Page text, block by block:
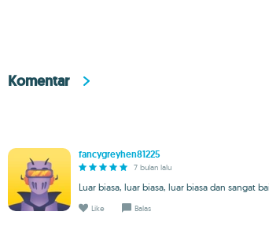
Komentar
fancygreyhen81225
7 bulan lalu
Luar biasa, luar biasa, luar biasa dan sangat
Like Balas